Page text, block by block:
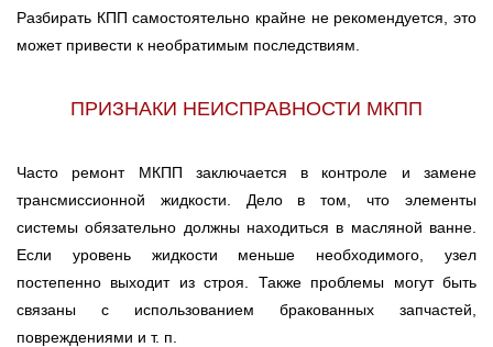
Разбирать КПП самостоятельно крайне не рекомендуется, это
может привести к необратимым последствиям.
ПРИЗНАКИ НЕИСПРАВНОСТИ МКПП
Часто ремонт МКПП заключается в контроле и замене
трансмиссионной жидкости. Дело в том, что элементы
системы обязательно должны находиться в масляной ванне.
Если уровень жидкости меньше необходимого, узел
постепенно выходит из строя. Также проблемы могут быть
связаны с использованием бракованных запчастей,
повреждениями и т. п.